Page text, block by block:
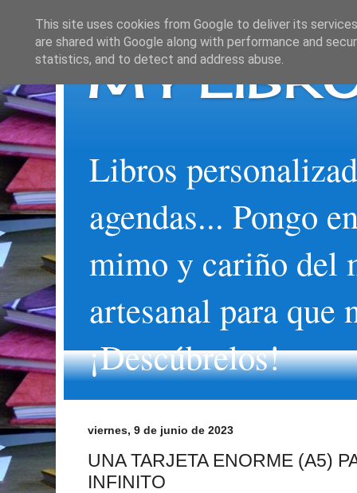
MY
Libros
agendas... Pongo
mimo y cariño del
artesanal para que
¡Descúbrelos!
viernes, 9 de junio de 2023
UNA TARJETA ENORME (A5)
INFINITO
This site uses cookies from Google to deliver its
are shared with Google along with performance and
statistics, and to detect and address abuse.